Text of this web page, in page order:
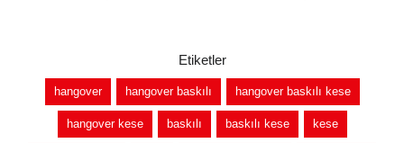
Etiketler
hangover hangover baskılı hangover baskılı kese
hangover kese baskılı baskılı kese kese